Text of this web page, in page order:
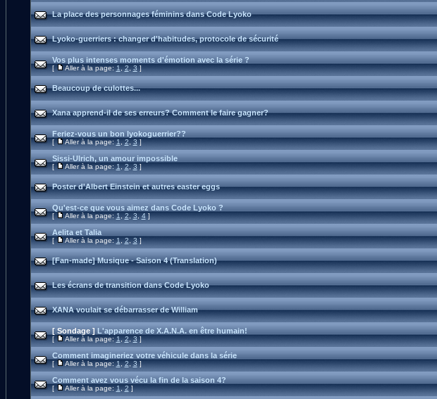
La place des personnages féminins dans Code Lyoko
Lyoko-guerriers : changer d'habitudes, protocole de sécurité
Vos plus intenses moments d'émotion avec la série ?
[ Aller à la page:1,2,3]
Beaucoup de culottes...
Xana apprend-il de ses erreurs? Comment le faire gagner?
Feriez-vous un bon lyokoguerrier??
[ Aller à la page:1,2,3]
Sissi-Ulrich, un amour impossible
[ Aller à la page:1,2,3]
Poster d'Albert Einstein et autres easter eggs
Qu'est-ce que vous aimez dans Code Lyoko ?
[ Aller à la page:1,2,3,4]
Aelita et Talia
[ Aller à la page:1,2,3]
[Fan-made] Musique - Saison 4 (Translation)
Les écrans de transition dans Code Lyoko
XANA voulait se débarrasser de William
[ Sondage ] L'apparence de X.A.N.A. en être humain!
[ Aller à la page:1,2,3]
Comment imagineriez votre véhicule dans la série
[ Aller à la page:1,2,3]
Comment avez vous vécu la fin de la saison 4?
[ Aller à la page:1,2]